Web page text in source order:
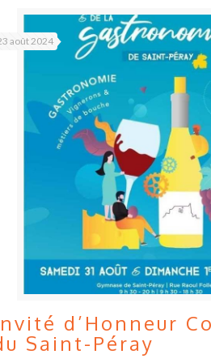
août 2024
d’Honneur
Saint-Péray